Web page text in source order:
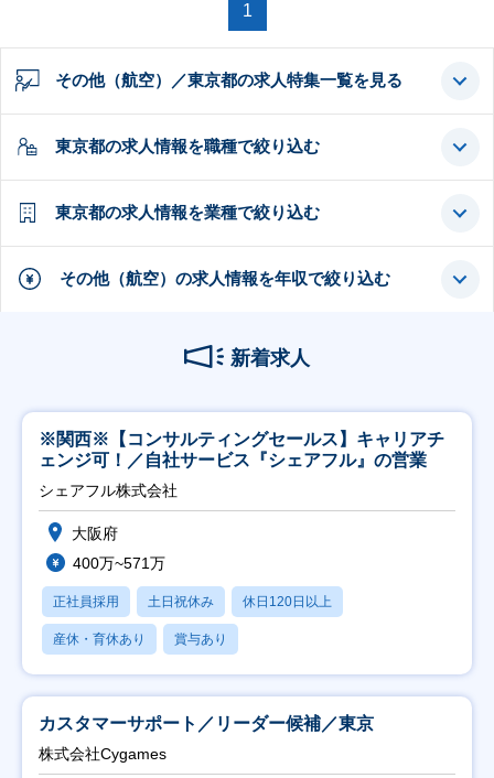
1
その他（航空）／東京都の求人特集一覧を見る
東京都の求人情報を職種で絞り込む
東京都の求人情報を業種で絞り込む
その他（航空）の求人情報を年収で絞り込む
新着求人
※関西※【コンサルティングセールス】キャリアチ
ェンジ可！／自社サービス『シェアフル』の営業
シェアフル株式会社
大阪府
400万~571万
正社員採用 土日祝休み 休日120日以上
産休・育休あり 賞与あり
カスタマーサポート／リーダー候補／東京
株式会社Cygames